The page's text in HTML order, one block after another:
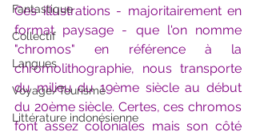
Fantastique
Collectif
Langues
Voyage/Tourisme
Littérature indonésienne
Ces illustrations - majoritairement en
format paysage - que l'on nomme
"chromos" en référence à la
chromolithographie, nous transporte
du milieu du 19ème siècle au début
du 20ème siècle. Certes, ces chromos
font assez coloniales mais son côté